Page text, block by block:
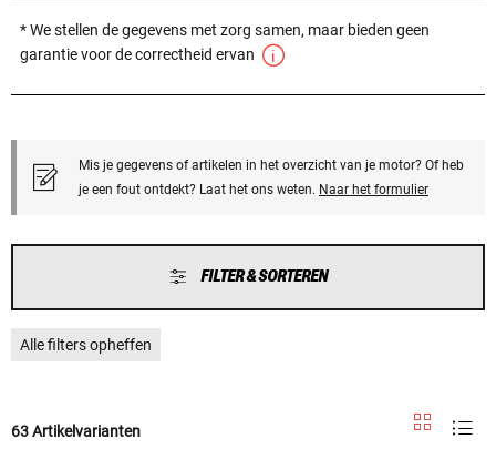
* We stellen de gegevens met zorg samen, maar bieden geen
garantie voor de correctheid ervan
Mis je gegevens of artikelen in het overzicht van je motor? Of heb
je een fout ontdekt? Laat het ons weten. Naar het formulier
FILTER & SORTEREN
Alle filters opheffen
63 Artikelvarianten